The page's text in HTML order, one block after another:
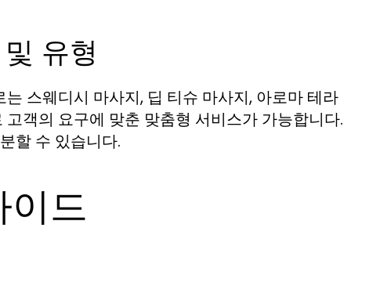
유형
스웨디시 마사지, 딥 티슈 마사지, 아로마 테라
객의 요구에 맞춘 맞춤형 서비스가 가능합니다.
할 수 있습니다.
드